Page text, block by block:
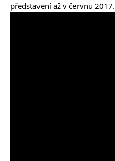
představení až v červnu 2017.